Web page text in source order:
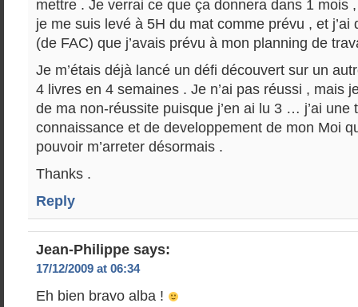
mettre . Je verrai ce que ça donnera dans 1 mois
je me suis levé à 5H du mat comme prévu , et j’ai
(de FAC) que j’avais prévu à mon planning de
Je m’étais déjà lancé un défi découvert sur un
4 livres en 4 semaines . Je n’ai pas réussi , mais
de ma non-réussite puisque j’en ai lu 3 … j’ai une
connaissance et de developpement de mon Moi
pouvoir m’arreter désormais .
Thanks .
Reply
Jean-Philippe says:
17/12/2009 at 06:34
Eh bien bravo alba !